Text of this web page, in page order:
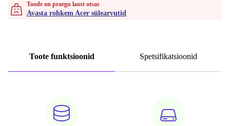
Toode on praegu laost otsas
Avasta rohkem Acer sülearvutid
Toote funktsioonid Spetsifikatsioonid